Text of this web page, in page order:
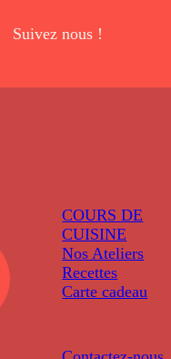
Suivez nous !
COURS DE
CUISINE
Nos Ateliers
Recettes
Carte cadeau